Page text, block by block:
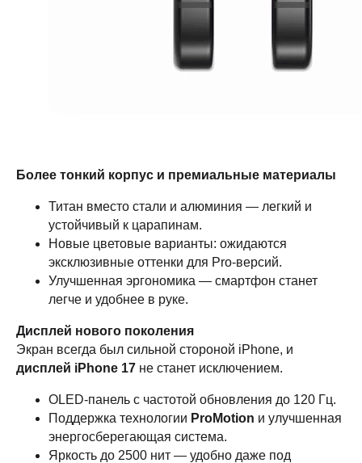
Более тонкий корпус и премиальные материалы
Титан вместо стали и алюминия — легкий и
устойчивый к царапинам.
Новые цветовые варианты: ожидаются
эксклюзивные оттенки для Pro-версий.
Улучшенная эргономика — смартфон станет
легче и удобнее в руке.
Дисплей нового поколения
Экран всегда был сильной стороной iPhone, и
дисплей iPhone 17 не станет исключением.
OLED-панель с частотой обновления до 120 Гц.
Поддержка технологии ProMotion и улучшенная
энергосберегающая система.
Яркость до 2500 нит — удобно даже под